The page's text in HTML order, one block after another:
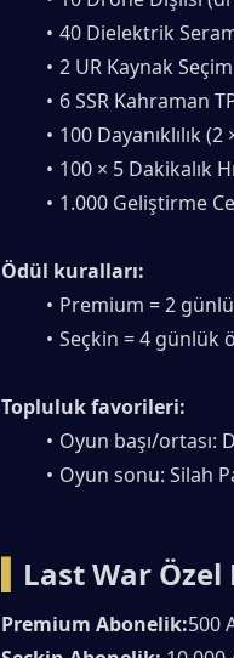
40 Dielektrik
2 UR Kaynak Seçim
6 SSR Kahraman
100 Dayanıklılık (2
100 × 5 Dakikalık
1.000 Geliştirme
Ödül kuralları:
Premium = 2
Seçkin = 4 günlük
Topluluk favorileri:
Oyun başı/ortası:
Oyun sonu: Silah
Last War Özel
Premium Abonelik:500